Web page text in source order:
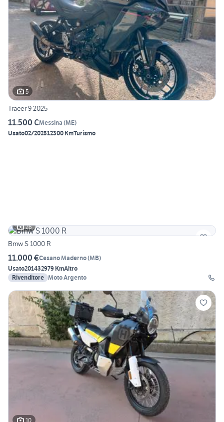
5
Tracer 9 2025
11.500 €Messina (ME)
Usato02/202512300 KmTurismo
26
Bmw S 1000 R
11.000 €Cesano Maderno(MB)
Usato201432979 KmAltro
Rivenditore Moto Argento
10